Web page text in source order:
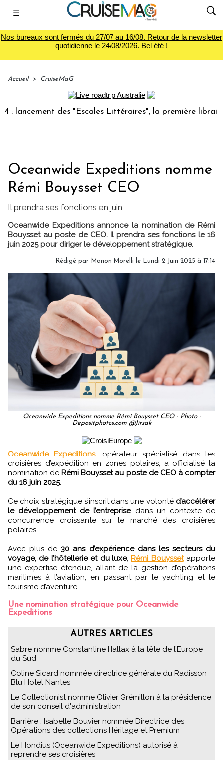
☰
Nos bureaux sont fermés du 27/07 au 16/08. Retour de la newsletter
quotidienne le 24/08/2026. Bel été !
Accueil > CruiseMaG
des "Escales Littéraires", la première librairie du
Oceanwide Expeditions nomme
Rémi Bouysset CEO
Il prendra ses fonctions en juin
Oceanwide Expeditions annonce la nomination de Rémi
Bouysset au poste de CEO. Il prendra ses fonctions le 16
juin 2025 pour diriger le développement stratégique.
Rédigé par Manon Morelli le Lundi 2 Juin 2025 à 17:14
Oceanwide Expeditions nomme Rémi Bouysset CEO - Photo :
Depositphotos.com @Jirsak
Oceanwide Expeditions, opérateur spécialisé dans les
croisières d’expédition en zones polaires, a officialisé la
nomination de Rémi Bouysset au poste de CEO à compter
du 16 juin 2025.
Ce choix stratégique s’inscrit dans une volonté d’accélérer
le développement de l’entreprisedans un contexte de
concurrence croissante sur le marché des croisières
polaires.
Avec plus de30 ans d’expérience dans les secteurs du
voyage, de l’hôtellerie et du luxe, Rémi Bouyssetapporte
une expertise étendue, allant de la gestion d’opérations
maritimes à l’aviation, en passant par le yachting et le
tourisme d’aventure.
Une nomination stratégique pour Oceanwide
Expeditions
AUTRES ARTICLES
Sabre nomme Constantine Hallax à la tête de l’Europe
du Sud
Coline Sicard nommée directrice générale du Radisson
Blu Hotel Nantes
Le Collectionist nomme Olivier Grémillon à la présidence
de son conseil d'administration
Barrière : Isabelle Bouvier nommée Directrice des
Opérations des collections Héritage et Premium
Le Hondius (Oceanwide Expeditions) autorisé à
reprendre ses croisières